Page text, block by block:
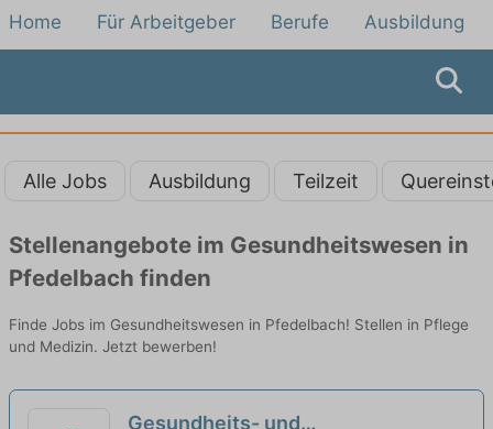
Home Für Arbeitgeber Berufe Ausbildung
Alle Jobs Ausbildung Teilzeit
Stellenangebote im Gesundheitswesen in
Pfedelbach finden
Finde Jobs im Gesundheitswesen in Pfedelbach! Stellen in Pflege
und Medizin. Jetzt bewerben!
Gesundheits- und